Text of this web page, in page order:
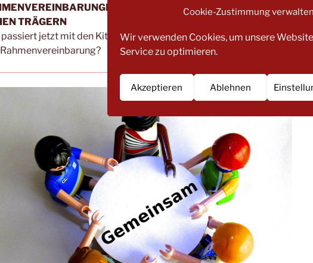
Cookie-Zustimmung
Wir verwenden Cookies, um unsere
Service zu optimieren.
Akzeptieren Ablehnen
ZWISCHEN KOMMUNEN UND
TRÄGERN
jetzt mit den Kitas? Was passiert mit den Trägern? Was ist